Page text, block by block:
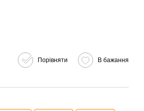
Порівняти В бажання